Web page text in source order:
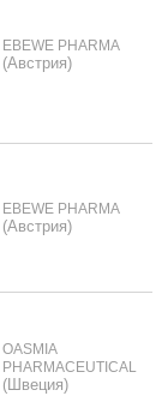
EBEWE PHARMA
(Австрия)
EBEWE PHARMA
(Австрия)
OASMIA
PHARMACEUTICAL
(Швеция)